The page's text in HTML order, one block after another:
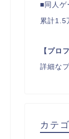
■同人ゲ
累計1.5
【プロ
詳細な
カテ